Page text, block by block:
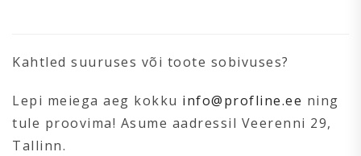
Kahtled suuruses või toote sobivuses?
Lepi meiega aeg kokku info@profline.ee ning
tule proovima! Asume aadressil Veerenni 29,
Tallinn.